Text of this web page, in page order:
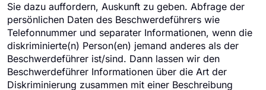
Sie dazu auffordern, Auskunft zu geben. Abfrage der
persönlichen Daten des Beschwerdeführers wie
Telefonnummer und separater Informationen, wenn die
diskriminierte(n) Person(en) jemand anderes als der
Beschwerdeführer ist/sind. Dann lassen wir den
Beschwerdeführer Informationen über die Art der
Diskriminierung zusammen mit einer Beschreibung